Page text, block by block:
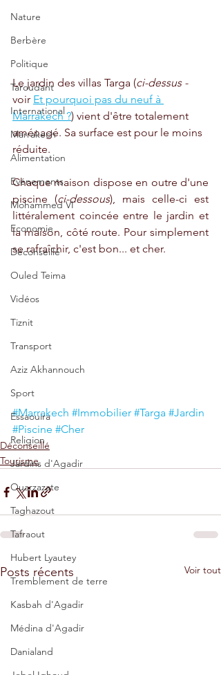
Nature
Berbère
Politique
Taroudant
International
Marrakech
Alimentation
Evénements
Mohammed VI
Economie
Déconseillé
Ouled Teima
Vidéos
Tiznit
Transport
Aziz Akhannouch
Sport
Essaouira
Religion
Jardins d'Agadir
Ouarzazate
Taghazout
Tafraout
Hubert Lyautey
Tremblement de terre
Kasbah d'Agadir
Médina d'Agadir
Danialand
Le jardin des villas Targa (ci-dessus -
voir Et pourquoi pas du neuf à
Marrakech ?) vient d'être totalement
aménagé. Sa surface est pour le moins
réduite.
Chaque maison dispose en outre d'une
piscine (ci-dessous), mais celle-ci est
littéralement coincée entre le jardin et
la maison, côté route. Pour simplement
se rafraîchir, c'est bon... et cher.
#Marrakech #Immobilier #Targa #Jardin
#Piscine #Cher
Déconseillé
Tourisme
Posts récents Voir tout